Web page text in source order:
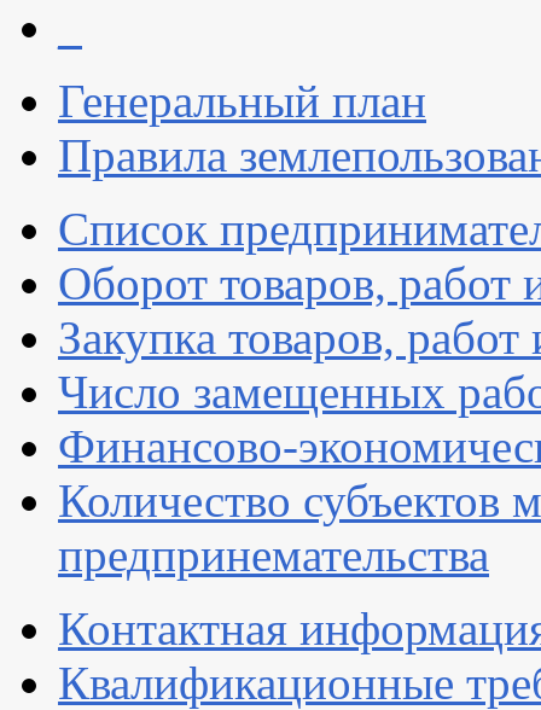
Генеральный план
Правила
Список
Оборот товаров, работ
Закупка товаров, работ
Число замещенных
Финансово-
Количество субъектов
предпринемательства
Контактная
Квалификационные